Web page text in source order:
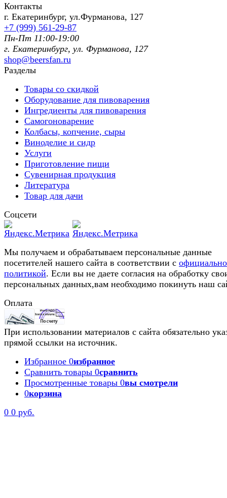
Контакты
г. Екатеринбург, ул.Фурманoва, 127
+7 (999) 561-29-87
Пн-Пт 11:00-19:00
г. Екатеринбург, ул. Фурманoва, 127
shop@beersfan.ru
Разделы
Товары со скидкой
Оборудование для пивоварения
Ингредиенты для пивоварения
Самогоноварение
Колбасы, копчение, сыры
Виноделие и сидр
Услуги
Приготовление пищи
Сувенирная продукция
Литература
Товар для дачи
Соцсети
Мы получаем и обрабатываем персональные данные
посетителей нашего сайта в соответствии с
политикой. Если вы не даете согласия на обработку
персональных данных,вам необходимо покинуть наш
Оплата
При использовании материалов с сайта обязательно
прямой ссылки на источник.
Избранное 0избранное
Сравнить товары 0сравнить
Просмотренные товары 0вы смотрели
0корзина
0 0 руб.